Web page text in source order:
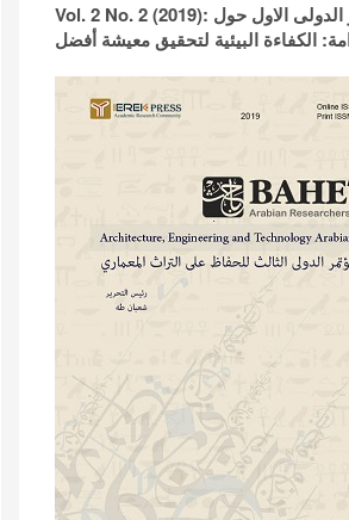
Vol. 2 No. 2 (2019): أبحاث المؤتمر الدولى الاول حول
الكفاءة البيئية لتحقيق معيشة أفضل